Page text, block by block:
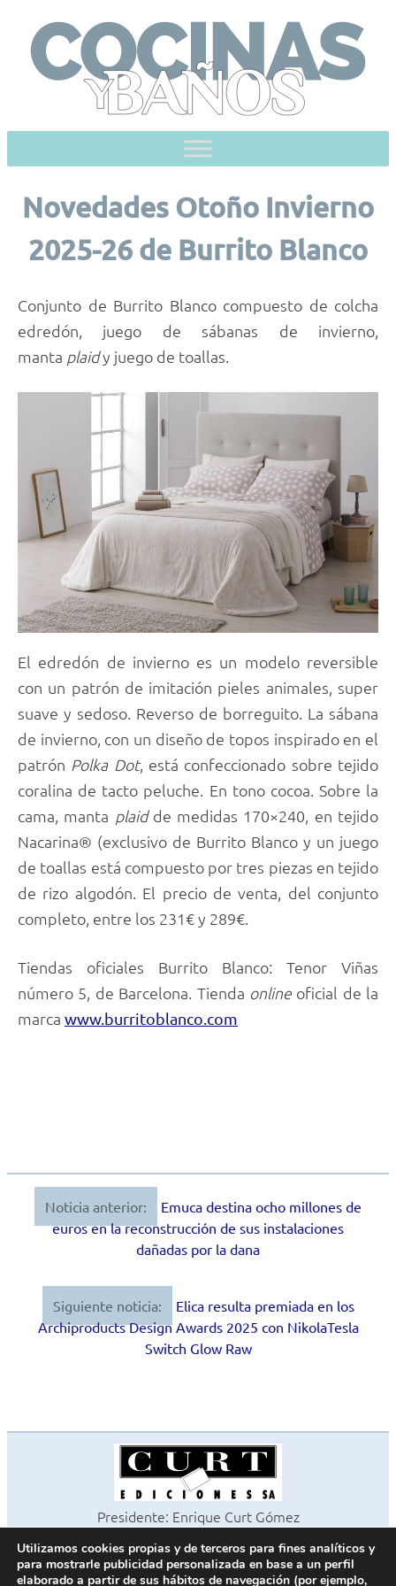
content
Novedades Otoño Invierno
2025-26 de Burrito Blanco
Conjunto de Burrito Blanco compuesto de colcha
edredón, juego de sábanas de invierno,
manta plaidy juego de toallas.
El edredón de invierno es un modelo reversible
con un patrón de imitación pieles animales, super
suave y sedoso. Reverso de borreguito. La sábana
de invierno, con un diseño de topos inspirado en el
patrón Polka Dot, está confeccionado sobre tejido
coralina de tacto peluche. En tono cocoa. Sobre la
cama, manta plaidde medidas 170×240, en tejido
Nacarina® (exclusivo de Burrito Blanco y un juego
de toallas está compuesto por tres piezas en tejido
de rizo algodón. El precio de venta, del conjunto
completo, entre los 231€ y 289€.
Tiendas oficiales Burrito Blanco: Tenor Viñas
número 5, de Barcelona. Tienda onlineoficial de la
marca www.burritoblanco.com
Navegación
Noticia anterior:
Emuca destina ocho millones de
euros en la reconstrucción de sus instalaciones
dañadas por la dana
Siguiente noticia:
Elica resulta premiada en los
Archiproducts Design Awards 2025 con NikolaTesla
Switch Glow Raw
Presidente: Enrique Curt Gómez
©2026 Revista Cocinas y Baños
Todos los derechos reservados
Utilizamos cookies propias y de terceros para fines analíticos y
para mostrarle publicidad personalizada en base a un perfil
elaborado a partir de sus hábitos de navegación (por ejemplo,